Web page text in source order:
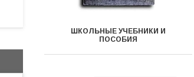
ШКОЛЬНЫЕ УЧЕБНИКИ И
ПОСОБИЯ